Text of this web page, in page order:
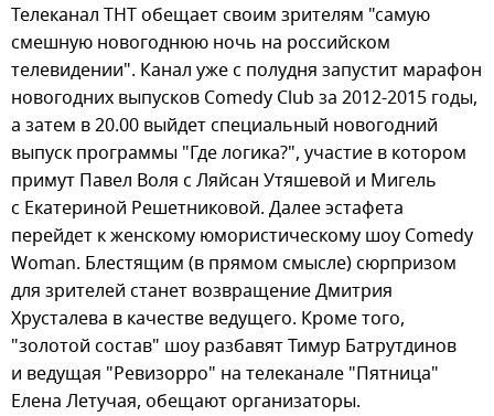
Телеканал ТНТ обещает своим зрителям "самую
смешную новогоднюю ночь на российском
телевидении". Канал уже с полудня запустит марафон
новогодних выпусков Comedy Club за 2012-2015 годы,
а затем в 20.00 выйдет специальный новогодний
выпуск программы "Где логика?", участие в котором
примут Павел Воля с Ляйсан Утяшевой и Мигель
с Екатериной Решетниковой. Далее эстафета
перейдет к женскому юмористическому шоу Comedy
Woman. Блестящим (в прямом смысле) сюрпризом
для зрителей станет возвращение Дмитрия
Хрусталева в качестве ведущего. Кроме того,
"золотой состав" шоу разбавят Тимур Батрутдинов
и ведущая "Ревизорро" на телеканале "Пятница"
Елена Летучая, обещают организаторы.